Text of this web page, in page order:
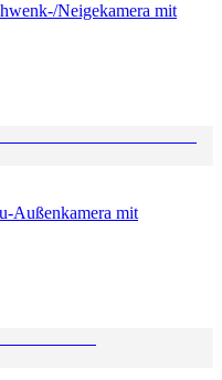
Neigekamera mit
Außenkamera mit